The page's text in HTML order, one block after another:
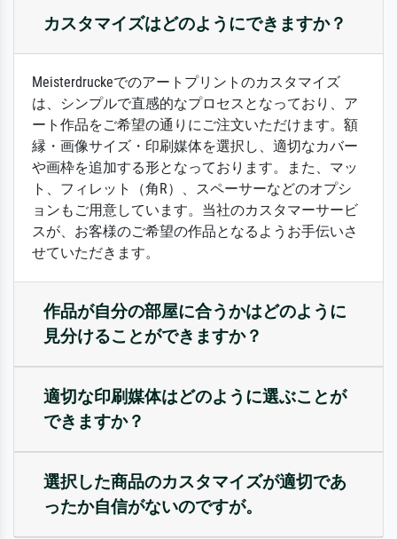
カスタマイズはどのようにできますか？
Meisterdruckeでのアートプリントのカスタマイズ
は、シンプルで直感的なプロセスとなっており、ア
ート作品をご希望の通りにご注文いただけます。額
縁・画像サイズ・印刷媒体を選択し、適切なカバー
や画枠を追加する形となっております。また、マッ
ト、フィレット（角R）、スペーサーなどのオプシ
ョンもご用意しています。当社のカスタマーサービ
スが、お客様のご希望の作品となるようお手伝いさ
せていただきます。
作品が自分の部屋に合うかはどのように
見分けることができますか？
適切な印刷媒体はどのように選ぶことが
できますか？
選択した商品のカスタマイズが適切であ
ったか自信がないのですが。